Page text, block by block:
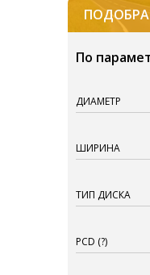
По
ДИАМЕТР
ШИРИНА
ТИП ДИСКА
PCD (?)